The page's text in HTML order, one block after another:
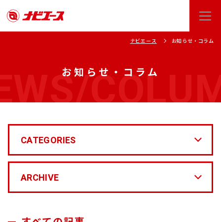
お知らせ・コラム
ナビエース お知らせ・コラム
CATEGORIES
ARCHIVE